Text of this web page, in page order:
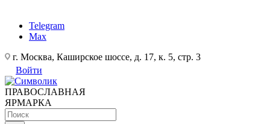
Telegram
Max
г. Москва, Каширское шоссе, д. 17, к. 5, стр. 3
Войти
ПРАВОСЛАВНАЯ
ЯРМАРКА